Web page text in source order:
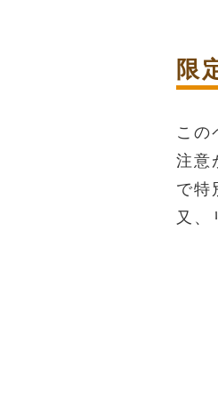
限
この
注意
で特
又、